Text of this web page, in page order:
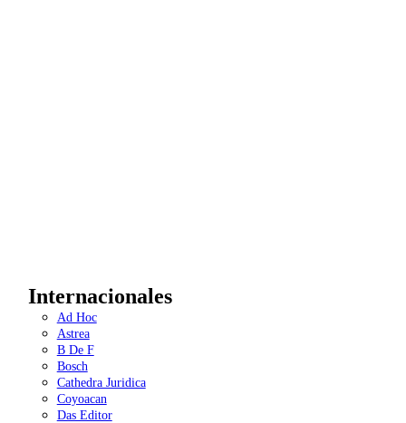
Internacionales
Ad Hoc
Astrea
B De F
Bosch
Cathedra Juridica
Coyoacan
Das Editor